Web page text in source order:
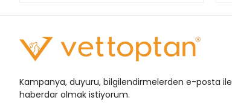
Kampanya, duyuru, bilgilendirmelerden e-posta ile
haberdar olmak istiyorum.